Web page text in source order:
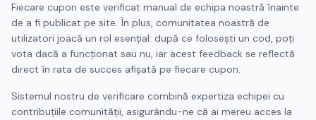
Fiecare cupon este verificat manual de echipa noastră înainte
de a fi publicat pe site. În plus, comunitatea noastră de
utilizatori joacă un rol esențial: după ce folosești un cod, poți
vota dacă a funcționat sau nu, iar acest feedback se reflectă
direct în rata de succes afișată pe fiecare cupon.
Sistemul nostru de verificare combină expertiza echipei cu
contribuțiile comunității, asigurându-ne că ai mereu acces la